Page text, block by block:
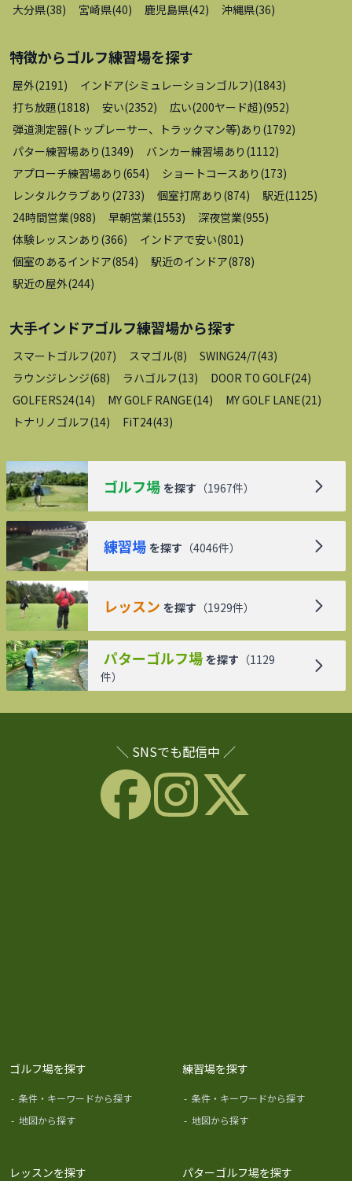
大分県(38) 宮崎県(40) 鹿児島県(42) 沖縄県(36)
特徴からゴルフ練習場を探す
屋外(2191 ) インドア(シミュレーションゴルフ)(1843)
打ち放題(1818) 安い(2352) 広い(200ヤード超)(952)
弾道測定器(トップレーサー、トラックマン等)あり (1792)
パター練習場あり (1349) バンカー練習場あり (1112)
アプローチ練習場あり (654) ショートコースあり (173)
レンタルクラブあり (2733) 個室打席あり (874) 駅近(1125)
24時間営業(988) 早朝営業(1553) 深夜営業(955)
体験レッスンあり (366) インドアで安い(801 )
個室のあるインドア(854) 駅近のインドア(878)
駅近の屋外(244)
大手インドアゴルフ練習場から探す
スマートゴルフ(207) スマゴル(8) SWING24/7(43)
ラウンジレンジ(68) ラハゴルフ(13) DOOR TO GOLF(24)
GOLFERS24(14) MY GOLF RANGE(14) MY GOLF LANE(21 )
トナリノゴルフ(14) FiT24(43)
ゴルフ場 を探す （1967件）
練習場 を探す （4046件）
レッスン を探す （1929件）
パターゴルフ場 を探す （1129
件）
＼ SNSでも配信中 ／
ゴルフ場を探す
- 条件・キーワードから探す
- 地図から探す
練習場を探す
- 条件・キーワードから探す
- 地図から探す
レッスンを探す パターゴルフ場を探す